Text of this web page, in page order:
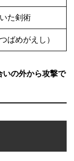
た剣術
ばめがえし）
いの外から攻撃で